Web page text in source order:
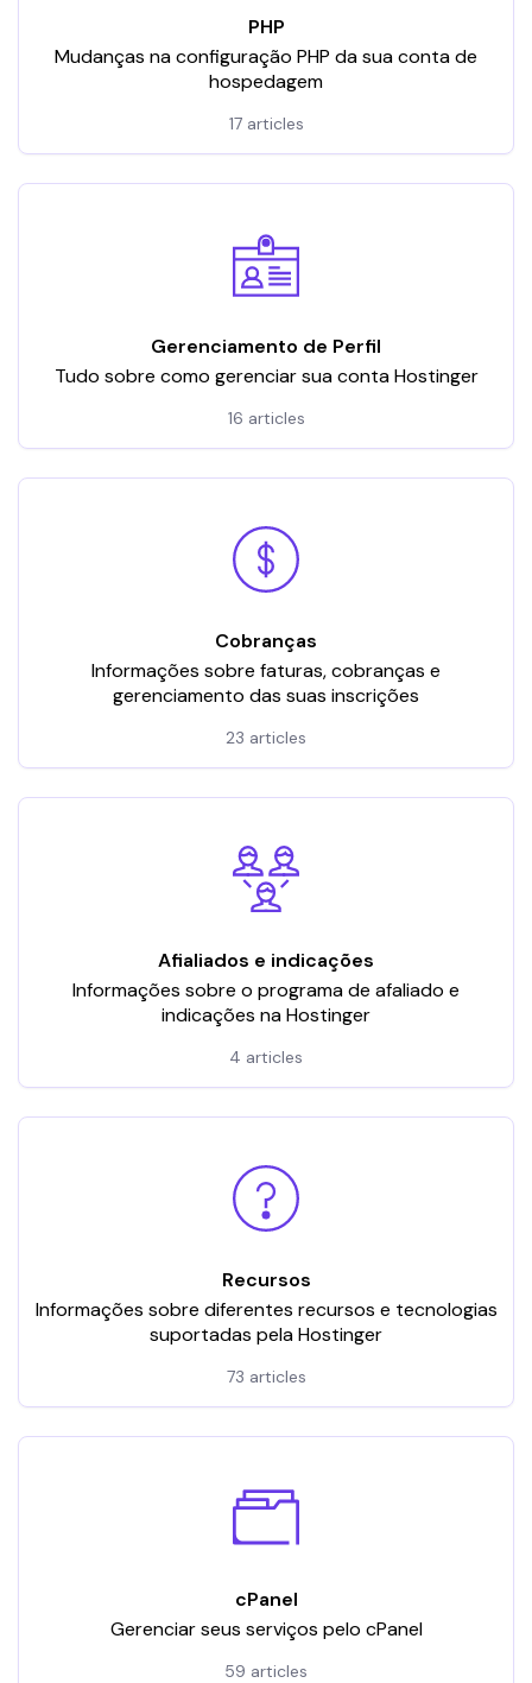
PHP
Mudanças na configuração PHP da sua conta de
hospedagem
17 articles
Gerenciamento de Perfil
Tudo sobre como gerenciar sua conta Hostinger
16 articles
Cobranças
Informações sobre faturas, cobranças e
gerenciamento das suas inscrições
23 articles
Afialiados e indicações
Informações sobre o programa de afaliado e
indicações na Hostinger
4 articles
Recursos
Informações sobre diferentes recursos e tecnologias
suportadas pela Hostinger
73 articles
cPanel
Gerenciar seus serviços pelo cPanel
59 articles